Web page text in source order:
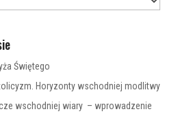
Świętego
Horyzonty wschodniej modlitwy
wschodniej wiary – wprowadzenie